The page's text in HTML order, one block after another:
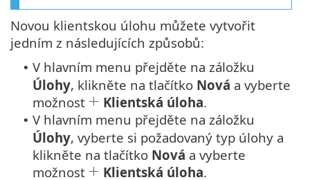
Novou klientskou úlohu můžete vytvořit
jedním z následujících způsobů:
• V hlavním menu přejděte na záložku
Úlohy, klikněte na tlačítko Nová a vyberte
možnost
Klientská úloha.
• V hlavním menu přejděte na záložku
Úlohy, vyberte si požadovaný typ úlohy a
klikněte na tlačítko Nová a vyberte
možnost
Klientská úloha.